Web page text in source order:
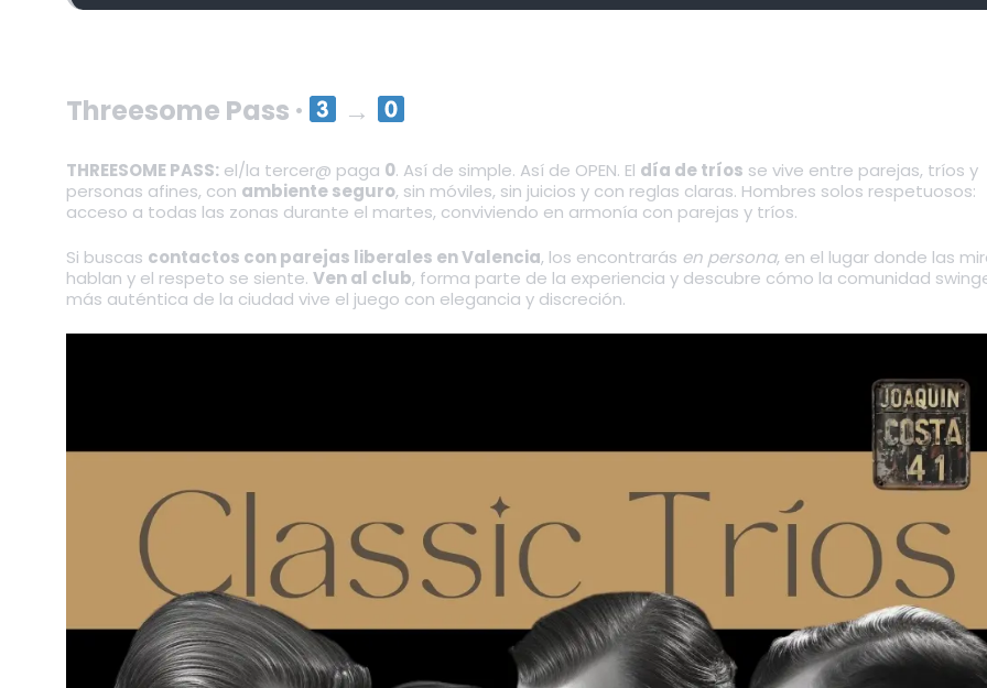
Threesome Pass · →
THREESOME PASS:el/la tercer@ paga 0. Así de simple. Así de OPEN. El día de tríos se vive entre parejas, tríos y
personas afines, con ambiente seguro, sin móviles, sin juicios y con reglas claras. Hombres solos respetuosos:
acceso a todas las zonas durante el martes, conviviendo en armonía con parejas y tríos.
Si buscas contactos con parejas liberales en Valencia, los encontrarás en persona, en el lugar donde las
hablan y el respeto se siente. Ven al club, forma parte de la experiencia y descubre cómo la comunidad
más auténtica de la ciudad vive el juego con elegancia y discreción.